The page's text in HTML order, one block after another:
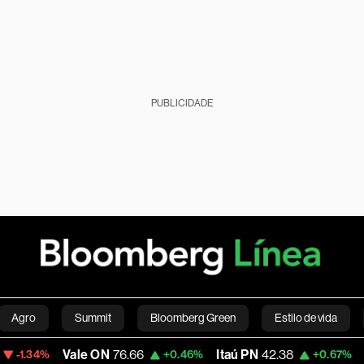
PUBLICIDADE
Agro Summit Bloomberg Green Estilo de vida
pessoais Viagens Internacional Brasil
Vale ON 76.66 +0.46% Itaú PN 42.38 +0.67% Magalu